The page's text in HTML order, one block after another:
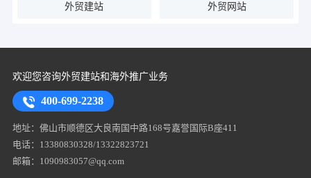
外贸建站 外贸网站
欢迎您咨询外贸建站和海外推广业务
400-699-2238
地址：佛山市顺德区大良南国中路168号嘉誉国际B座411
电话：13380830328/13322823721
邮箱：1090983057@qq.com